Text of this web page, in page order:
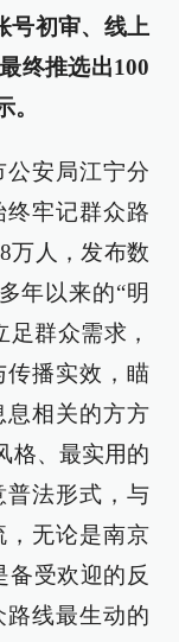
号初审、线上
终推选出100
安局江宁分
终牢记群众路
万人，发布数
年以来的“明
群众需求，
传播实效，瞄
息相关的方方
格、最实用的
普法形式，与
，无论是南京
备受欢迎的反
线最生动的